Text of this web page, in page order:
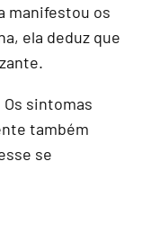
manifestou os
ela deduz que
sintomas
também
se